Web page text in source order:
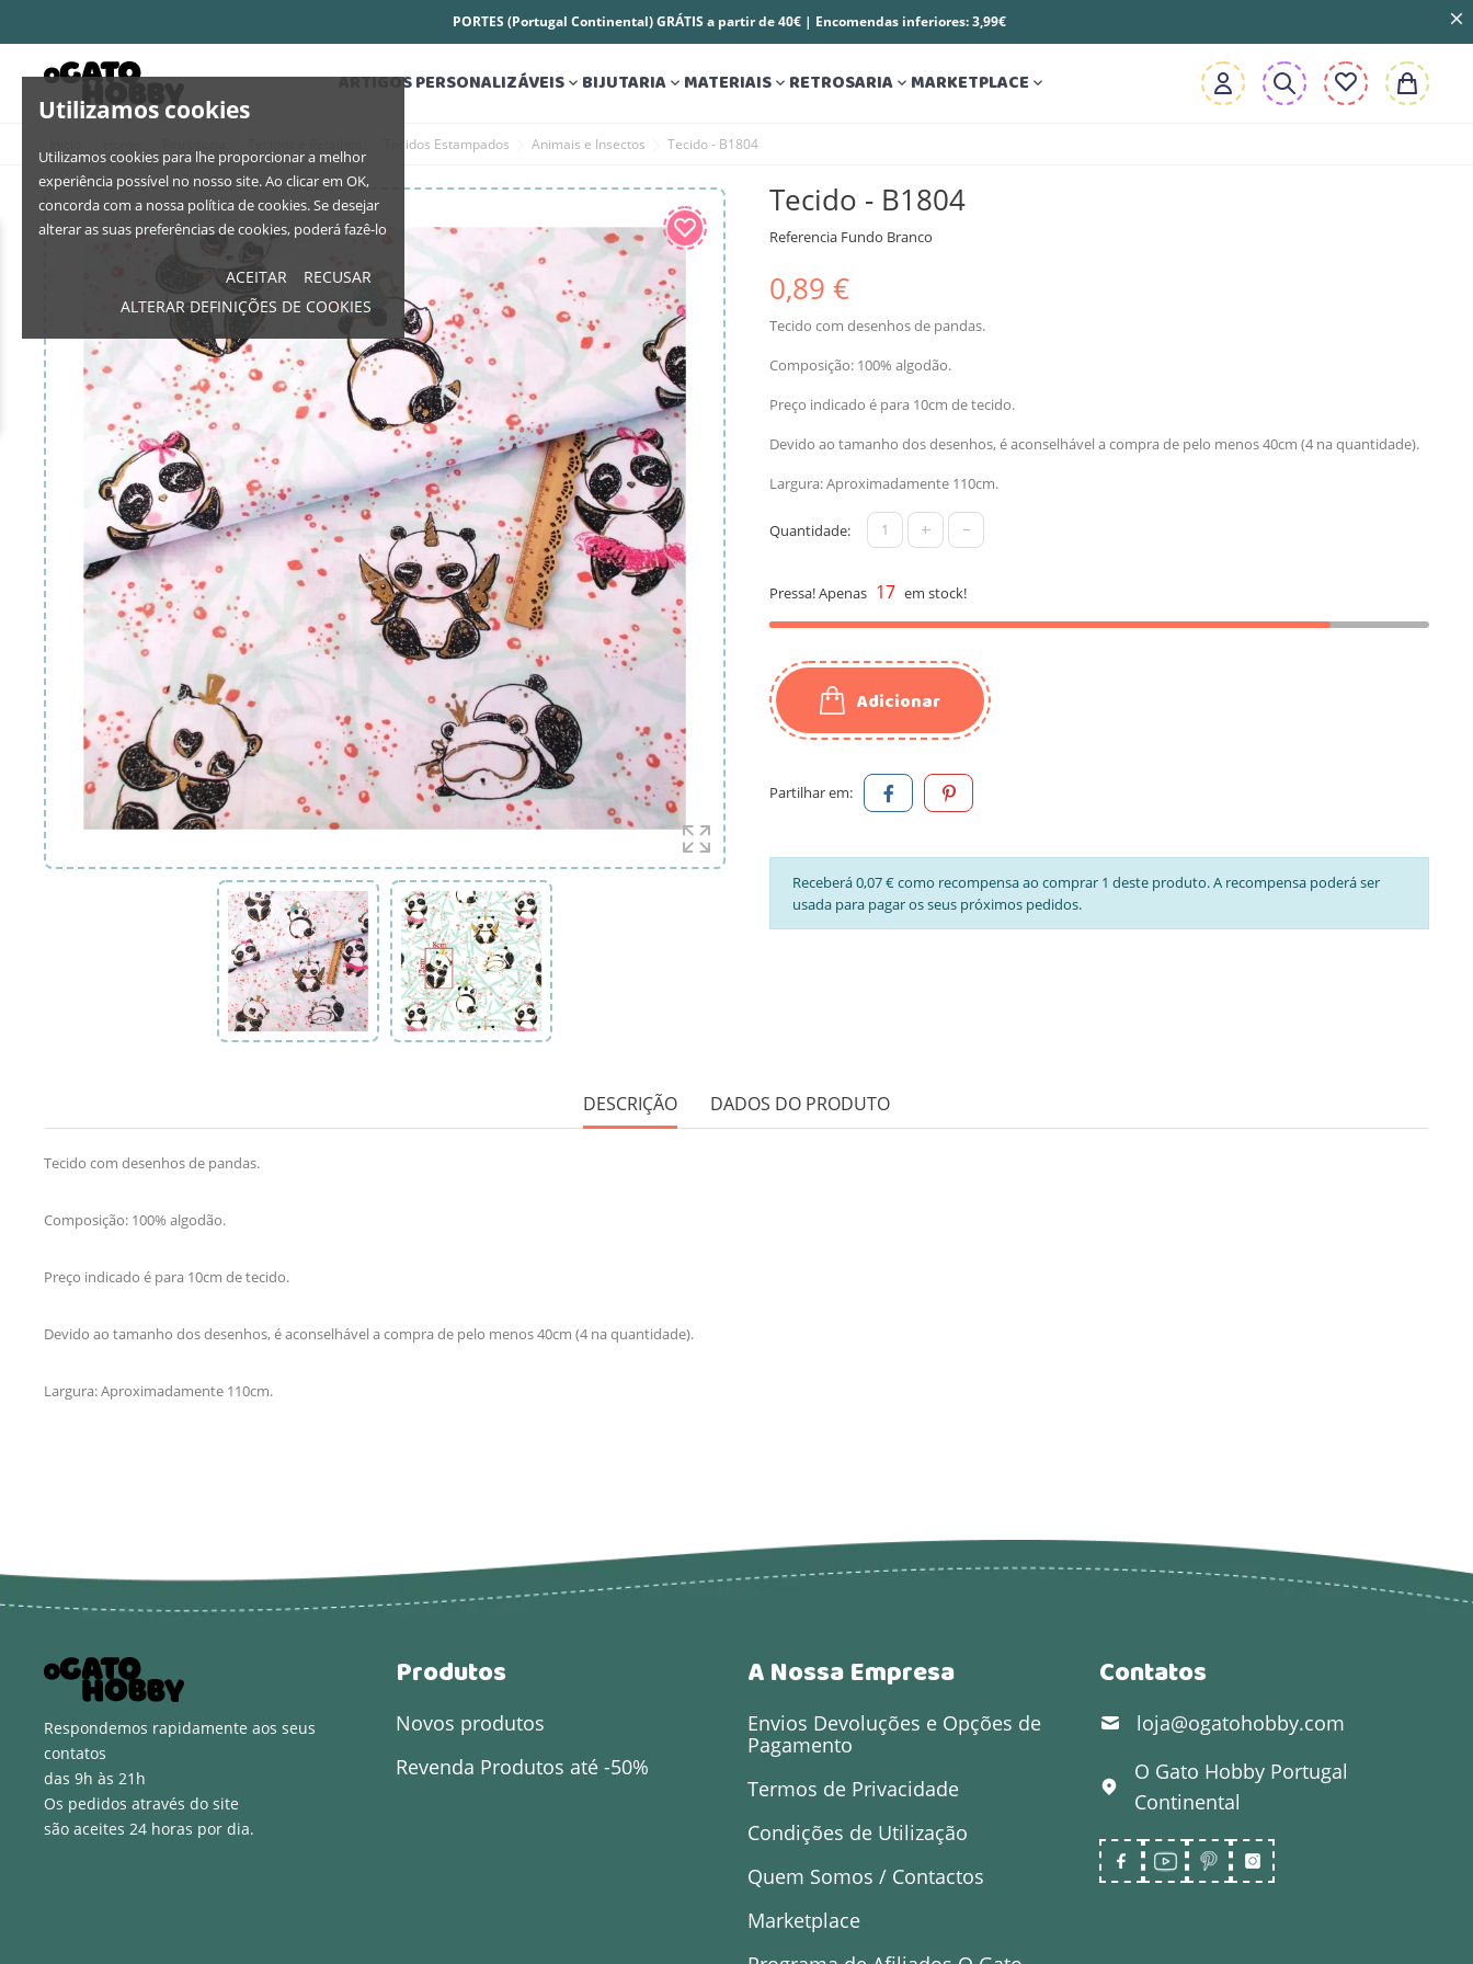
Utilizamos cookies
Utilizamos cookies para lhe proporcionar a melhor
experiência possível no nosso site. Ao clicar em OK,
concorda com a nossa política de cookies. Se desejar
alterar as suas preferências de cookies, poderá fazê-lo
ACEITAR
RECUSAR
ALTERAR DEFINIÇÕES DE COOKIES
PORTES (Portugal Continental) GRÁTIS a partir de 40€ | Encomendas inferiores: 3,99€
ARTIGOS PERSONALIZÁVEIS BIJUTARIA MATERIAIS RETROSARIA MARKETPLACE 
Tecidos Estampados Animais e Insectos Tecido - B1804
Tecido - B1804
Referencia Fundo Branco
0,89 €
Tecido com desenhos de pandas.
Composição: 100% algodão.
Preço indicado é para 10cm de tecido.
Devido ao tamanho dos desenhos, é aconselhável a compra de pelo menos 40cm (4 na quantidade).
Largura: Aproximadamente 110cm.
Quantidade: + -
Pressa! Apenas 17 em stock!
Adicionar
Partilhar em:
Receberá 0,07 € como recompensa ao comprar 1 deste produto. A recompensa poderá ser
usada para pagar os seus próximos pedidos.
DESCRIÇÃO DADOS DO PRODUTO
Tecido com desenhos de pandas.
Composição: 100% algodão.
Preço indicado é para 10cm de tecido.
Devido ao tamanho dos desenhos, é aconselhável a compra de pelo menos 40cm (4 na quantidade).
Largura: Aproximadamente 110cm.
Respondemos rapidamente aos seus
contatos
das 9h às 21h
Os pedidos através do site
são aceites 24 horas por dia.
Produtos
Novos produtos
Revenda Produtos até -50%
A Nossa Empresa
Envios Devoluções e Opções de
Pagamento
Termos de Privacidade
Condições de Utilização
Quem Somos / Contactos
Marketplace
Contatos
loja@ogatohobby.com
O Gato Hobby Portugal
Continental